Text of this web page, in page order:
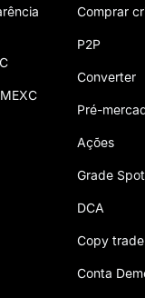
Comprar
P2P
Converter
Pré-
Ações
Grade Spot
DCA
Copy trade
Conta